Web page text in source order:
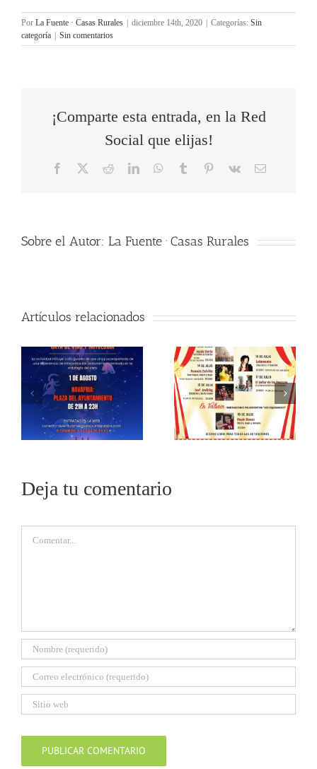
Por La Fuente · Casas Rurales diciembre 14th, 2020 Categorías: Sin
categoría
Sin comentarios
¡Comparte esta entrada, en la Red
Social que elijas!
Facebook RedditLinkedInWhatsApp
Tumblr Pinterest
Vk
Correo
Sobre el Autor: La Fuente · Casas Rurales
Artículos relacionados
Deja tu comentario
Comentar